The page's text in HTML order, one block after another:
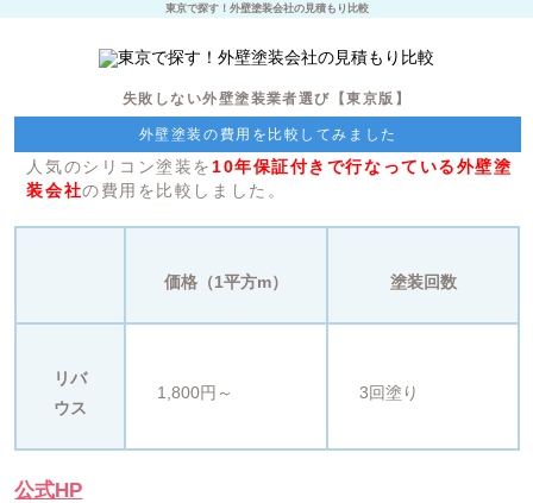
東京で探す！外壁塗装会社の見積もり比較
失敗しない外壁塗装業者選び【東京版】
外壁塗装の費用を比較してみました
人気のシリコン塗装を 10年保証付きで行なっている外壁塗
装会社の費用を比較しました。
価格（1平方m） 塗装回数
リバ
ウス
1,800円～ 3回塗り
公式HP